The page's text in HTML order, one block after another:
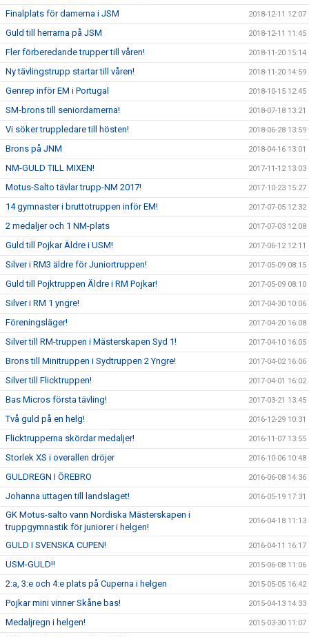
Finalplats för damerna i JSM 2018-12-11 12:07
Guld till herrarna på JSM 2018-12-11 11:45
Fler förberedande trupper till våren! 2018-11-20 15:14
Ny tävlingstrupp startar till våren! 2018-11-20 14:59
Genrep inför EM i Portugal 2018-10-15 12:45
SM-brons till seniordamerna! 2018-07-18 13:21
Vi söker truppledare till hösten! 2018-06-28 13:59
Brons på JNM 2018-04-16 13:01
NM-GULD TILL MIXEN! 2017-11-12 13:03
Motus-Salto tävlar trupp-NM 2017! 2017-10-23 15:27
14 gymnaster i bruttotruppen inför EM! 2017-07-05 12:32
2 medaljer och 1 NM-plats 2017-07-03 12:08
Guld till Pojkar Äldre i USM! 2017-06-12 12:11
Silver i RM3 äldre för Juniortruppen! 2017-05-09 08:15
Guld till Pojktruppen Äldre i RM Pojkar! 2017-05-09 08:10
Silver i RM 1 yngre! 2017-04-30 10:06
Föreningsläger! 2017-04-20 16:08
Silver till RM-truppen i Mästerskapen Syd 1! 2017-04-10 16:05
Brons till Minitruppen i Sydtruppen 2 Yngre! 2017-04-02 16:06
Silver till Flicktruppen! 2017-04-01 16:02
Bas Micros första tävling! 2017-03-21 13:45
Två guld på en helg! 2016-12-29 10:31
Flicktrupperna skördar medaljer! 2016-11-07 13:55
Storlek XS i overallen dröjer 2016-10-06 10:48
GULDREGN I ÖREBRO 2016-06-08 14:36
Johanna uttagen till landslaget! 2016-05-19 17:31
GK Motus-salto vann Nordiska Mästerskapen i
truppgymnastik för juniorer i helgen!
2016-04-18 11:13
GULD I SVENSKA CUPEN! 2016-04-11 16:17
USM-GULD!! 2015-06-08 11:06
2:a, 3:e och 4:e plats på Cuperna i helgen 2015-05-05 16:42
Pojkar mini vinner Skåne bas! 2015-04-13 14:33
Medaljregn i helgen! 2015-03-30 11:07